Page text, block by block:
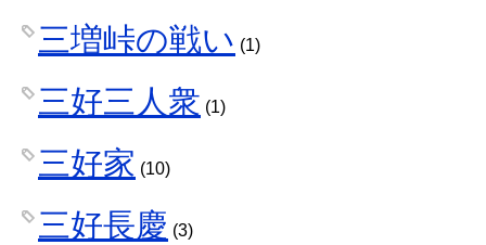
三増峠の戦い (1)
三好三人衆 (1)
三好家 (10)
三好長慶 (3)